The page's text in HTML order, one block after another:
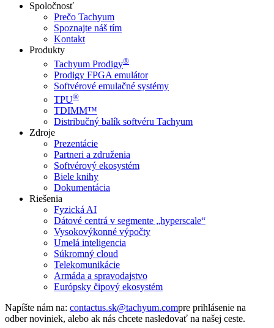
Spoločnosť
Prečo Tachyum
Spoznajte náš tím
Kontakt
Produkty
Tachyum Prodigy®
Prodigy FPGA emulátor
Softvérové emulačné systémy
TPU®
TDIMM™
Distribučný balík softvéru Tachyum
Zdroje
Prezentácie
Partneri a združenia
Softvérový ekosystém
Biele knihy
Dokumentácia
Riešenia
Fyzická AI
Dátové centrá v segmente „hyperscale“
Vysokovýkonné výpočty
Umelá inteligencia
Súkromný cloud
Telekomunikácie
Armáda a spravodajstvo
Európsky čipový ekosystém
Napíšte nám na:
pre prihlásenie na
odber noviniek, alebo ak nás chcete nasledovať na našej ceste.